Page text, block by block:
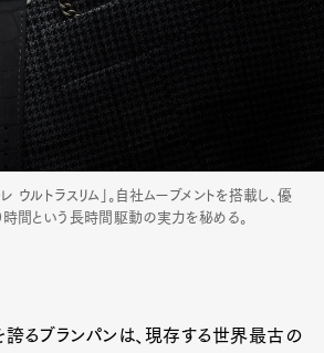
ウルトラスリム」。自社ムーブメントを搭載し、優
時間という長時間駆動の実力を秘める。
るブランパンは、現存する世界最古の